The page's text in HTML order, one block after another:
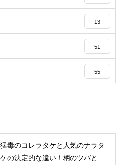
13
51
55
猛毒のコレラタケと人気のナラタ
ケの決定的な違い！柄のツバと生